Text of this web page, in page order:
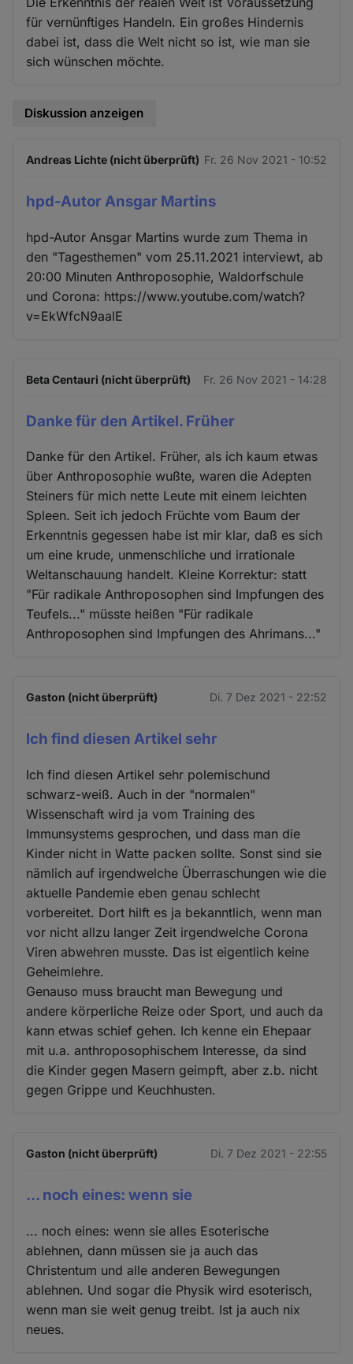
für vernünftiges Handeln. Ein großes Hindernis
dabei ist, dass die Welt nicht so ist, wie man sie
sich wünschen möchte.
Diskussion anzeigen
Andreas Lichte (nicht überprüft) Fr. 26 Nov 2021 - 10:52
hpd-Autor Ansgar Martins
hpd-Autor Ansgar Martins wurde zum Thema in
den "Tagesthemen" vom 25.11.2021 interviewt, ab
20:00 Minuten Anthroposophie, Waldorfschule
und Corona: https://www.youtube.com/watch?
v=EkWfcN9aalE
Beta Centauri (nicht überprüft) Fr. 26 Nov 2021 - 14:28
Danke für den Artikel. Früher
Danke für den Artikel. Früher, als ich kaum etwas
über Anthroposophie wußte, waren die Adepten
Steiners für mich nette Leute mit einem leichten
Spleen. Seit ich jedoch Früchte vom Baum der
Erkenntnis gegessen habe ist mir klar, daß es sich
um eine krude, unmenschliche und irrationale
Weltanschauung handelt. Kleine Korrektur: statt
"Für radikale Anthroposophen sind Impfungen des
Teufels..." müsste heißen "Für radikale
Anthroposophen sind Impfungen des Ahrimans..."
Gaston (nicht überprüft) Di. 7 Dez 2021 - 22:52
Ich find diesen Artikel sehr
Ich find diesen Artikel sehr polemischund
schwarz-weiß. Auch in der "normalen"
Wissenschaft wird ja vom Training des
Immunsystems gesprochen, und dass man die
Kinder nicht in Watte packen sollte. Sonst sind sie
nämlich auf irgendwelche Überraschungen wie die
aktuelle Pandemie eben genau schlecht
vorbereitet. Dort hilft es ja bekanntlich, wenn man
vor nicht allzu langer Zeit irgendwelche Corona
Viren abwehren musste. Das ist eigentlich keine
Geheimlehre.
Genauso muss braucht man Bewegung und
andere körperliche Reize oder Sport, und auch da
kann etwas schief gehen. Ich kenne ein Ehepaar
mit u.a. anthroposophischem Interesse, da sind
die Kinder gegen Masern geimpft, aber z.b. nicht
gegen Grippe und Keuchhusten.
Gaston (nicht überprüft) Di. 7 Dez 2021 - 22:55
... noch eines: wenn sie
... noch eines: wenn sie alles Esoterische
ablehnen, dann müssen sie ja auch das
Christentum und alle anderen Bewegungen
ablehnen. Und sogar die Physik wird esoterisch,
wenn man sie weit genug treibt. Ist ja auch nix
neues.